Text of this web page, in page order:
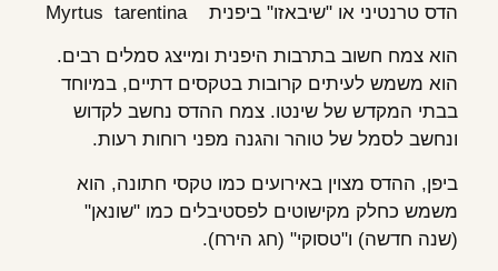
הדס טרנטיני או "שיבאזו" ביפנית Myrtus tarentina
הוא צמח חשוב בתרבות היפנית ומייצג סמלים רבים.
הוא משמש לעיתים קרובות בטקסים דתיים, במיוחד
בבתי המקדש של שינטו. צמח ההדס נחשב לקדוש
ונחשב לסמל של טוהר והגנה מפני רוחות רעות.
ביפן, ההדס מצוין באירועים כמו טקסי חתונה, הוא
משמש כחלק מקישוטים לפסטיבלים כמו "שונאן"
(שנה חדשה) ו"טסוקי" (חג הירח).